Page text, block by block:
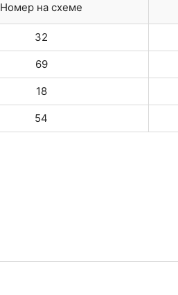
Номер на схеме
32
69
18
54